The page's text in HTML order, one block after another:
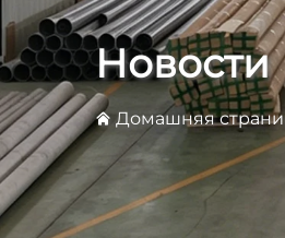
Новости
Домашняя